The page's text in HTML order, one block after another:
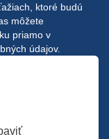
ktoré budú
môžete
priamo v
údajov.